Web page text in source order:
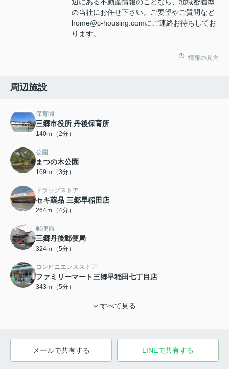
の当社にお任せ下さい。ご要望やご質問など
home@c-housing.comにご連絡お待ちしてお
ります。
情報の見方
周辺施設
保育園
三郷市役所 丹後保育所
140ｍ（2分）
公園
まつの木公園
169ｍ（3分）
ドラッグストア
セキ薬品 三郷早稲田店
264ｍ（4分）
郵便局
三郷丹後郵便局
324ｍ（5分）
コンビニエンスストア
ファミリーマート三郷早稲田七丁目店
343ｍ（5分）
すべて見る
メールで共有する LINEで共有する